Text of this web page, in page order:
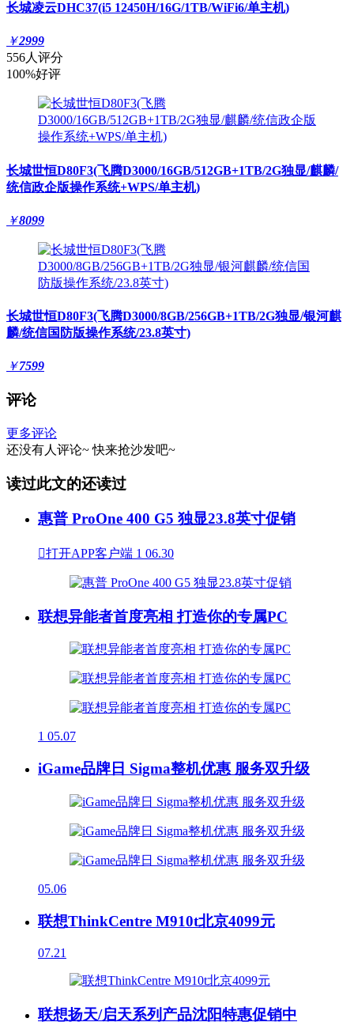
长城凌云DHC37(i5 12450H/16G/1TB/WiFi6/单主机)
￥2999
556人评分
100%好评
长城世恒D80F3(飞腾D3000/16GB/512GB+1TB/2G独显/麒麟/
统信政企版操作系统+WPS/单主机)
￥8099
长城世恒D80F3(飞腾D3000/8GB/256GB+1TB/2G独显/银河麒
麟/统信国防版操作系统/23.8英寸)
￥7599
评论
更多评论
还没有人评论~ 快来抢沙发吧~
读过此文的还读过
惠普 ProOne 400 G5 独显23.8英寸促销
打开APP客户端 1 06.30
联想异能者首度亮相 打造你的专属PC
1 05.07
iGame品牌日 Sigma整机优惠 服务双升级
05.06
联想ThinkCentre M910t北京4099元
07.21
联想扬天/启天系列产品沈阳特惠促销中